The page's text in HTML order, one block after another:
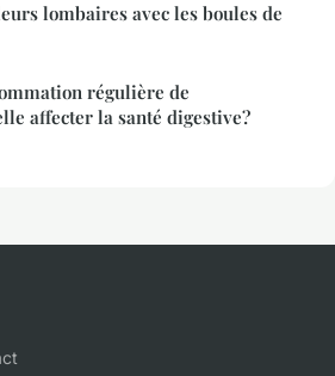
lombaires avec les boules de
régulière de
affecter la santé digestive?